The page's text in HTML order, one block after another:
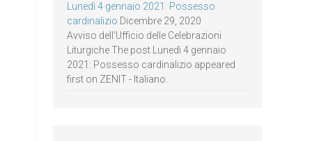
Lunedì 4 gennaio 2021: Possesso
cardinalizio Dicembre 29, 2020
Avviso dell’Ufficio delle Celebrazioni
Liturgiche The post Lunedì 4 gennaio
2021: Possesso cardinalizio appeared
first on ZENIT - Italiano.